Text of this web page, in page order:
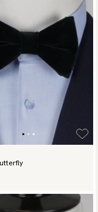
valg for mænd,